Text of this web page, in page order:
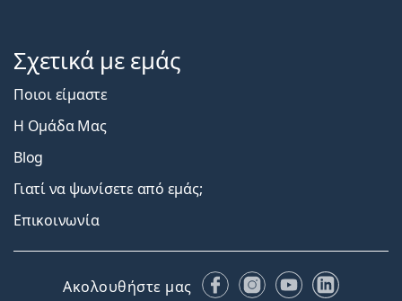
Σχετικά με εμάς
Ποιοι είμαστε
Η Ομάδα Μας
Blog
Γιατί να ψωνίσετε από εμάς;
Επικοινωνία
Ακολουθήστε μας FacebookInstagram
YouTubeLinkedIn